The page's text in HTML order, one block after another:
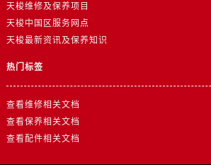
天梭维修及保养项目
天梭中国区服务网点
天梭最新资讯及保养知识
热门标签
查看维修相关文档
查看保养相关文档
查看配件相关文档